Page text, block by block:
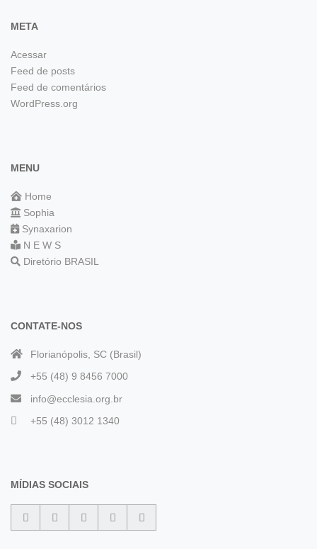
META
Acessar
Feed de posts
Feed de comentários
WordPress.org
MENU
Home
Sophia
Synaxarion
N E W S
Diretório BRASIL
CONTATE-NOS
Florianópolis, SC (Brasil)
+55 (48) 9 8456 7000
info@ecclesia.org.br
+55 (48) 3012 1340
MÍDIAS SOCIAIS